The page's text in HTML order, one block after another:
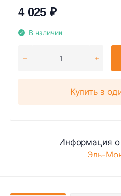
4 025 ₽
В наличии
Купить в
Информация о
Эль-